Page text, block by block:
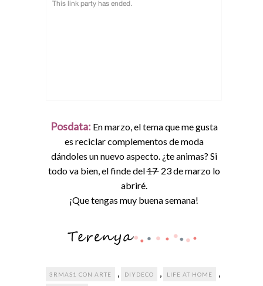
Posdata: En marzo, el tema que me gusta
es reciclar complementos de moda
dándoles un nuevo aspecto. ¿te animas? Si
todo va bien, el finde del1723 de marzo lo
abriré.
¡Que tengas muy buena semana!
3RMAS1 CON ARTE DIYDECO LIFE AT HOME